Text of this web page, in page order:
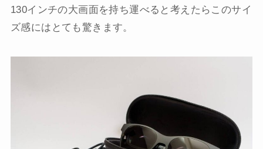
130インチの大画面を持ち運べると考えたらこのサイ
ズ感にはとても驚きます。